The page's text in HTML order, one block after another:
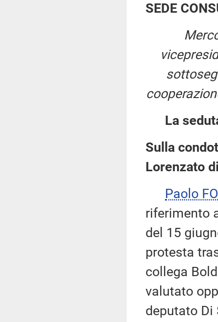
SEDE
La
Sulla
Lorenzato
Paolo
riferimento
del 15
protesta
collega
valutato
deputato Di